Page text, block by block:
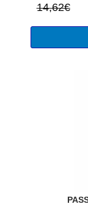
14,62€